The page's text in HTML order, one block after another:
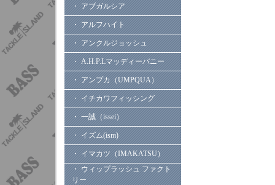
・ アブガルシア
・ アルフハイト
・ アンクルジョッシュ
・ A.H.P.Lマッディーバニー
・ アンプカ（UMPQUA）
・ イチカワフィッシング
・ 一誠（issei）
・ イズム(ism)
・ イマカツ（IMAKATSU）
・ ウィップラッシュ ファクト
リー